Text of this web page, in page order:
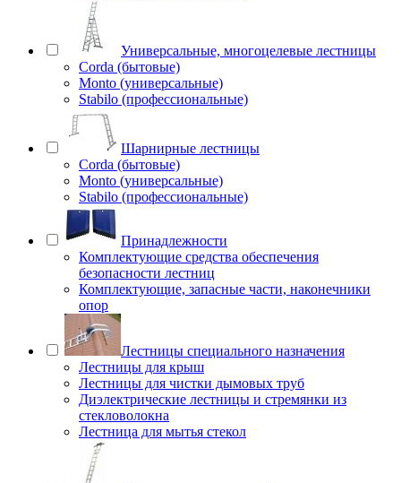
Универсальные, многоцелевые лестницы
Corda (бытовые)
Monto (универсальные)
Stabilo (профессиональные)
Шарнирные лестницы
Corda (бытовые)
Monto (универсальные)
Stabilo (профессиональные)
Принадлежности
Комплектующие средства обеспечения
безопасности лестниц
Комплектующие, запасные части, наконечники
опор
Лестницы специального назначения
Лестницы для крыш
Лестницы для чистки дымовых труб
Диэлектрические лестницы и стремянки из
стекловолокна
Лестница для мытья стекол